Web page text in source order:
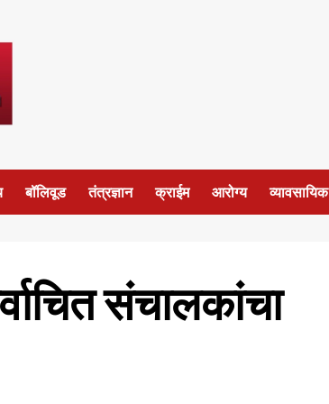
बॉलिवूड तंत्रज्ञान क्राईम आरोग्य व्यावसायिक
संचालकांचा